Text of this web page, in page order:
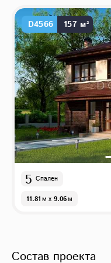
D4566 157 м²
5 Спален
11.81м x 9.06м
Состав проекта